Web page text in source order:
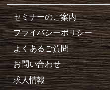
セミナーのご案内
プライバシーポリシー
よくあるご質問
お問い合わせ
求人情報